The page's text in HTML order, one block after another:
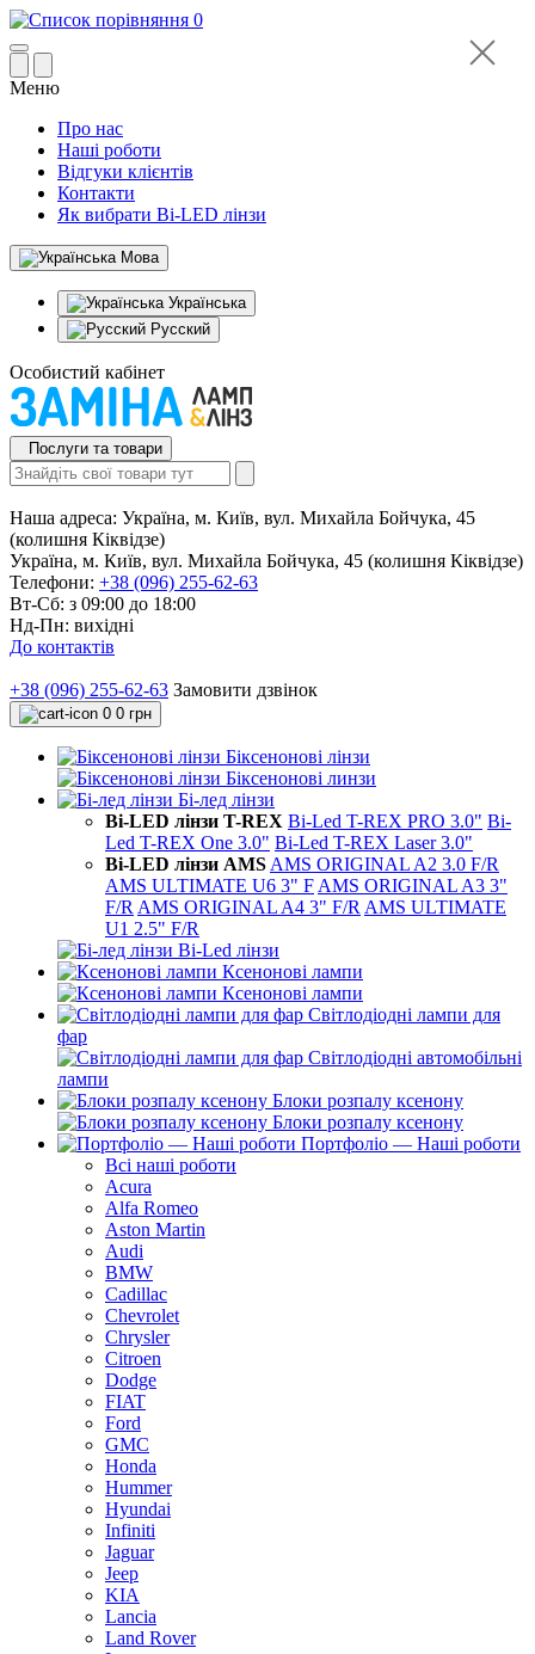
0
Меню
Про нас
Наші роботи
Відгуки клієнтів
Контакти
Як вибрати Bi-LED лінзи
Мова
Українська
Русский
Особистий кабінет
Послуги та товари
Наша адреса: Україна, м. Київ, вул. Михайла Бойчука, 45
(колишня Кіквідзе)
Україна, м. Київ, вул. Михайла Бойчука, 45 (колишня Кіквідзе)
Телефони: +38 (096) 255-62-63
Вт-Сб: з 09:00 до 18:00
Нд-Пн: вихідні
До контактів
+38 (096) 255-62-63 Замовити дзвінок
0 0 грн
Біксенонові лінзи
Біксенонові линзи
Бі-лед лінзи
Bi-LED лінзи T-REX Bi-Led T-REX PRO 3.0" Bi-
Led T-REX One 3.0" Bi-Led T-REX Laser 3.0"
Bi-LED лінзи AMS AMS ORIGINAL A2 3.0 F/R
AMS ULTIMATE U6 3" F AMS ORIGINAL A3 3"
F/R AMS ORIGINAL A4 3" F/R AMS ULTIMATE
U1 2.5" F/R
Bi-Led лінзи
Ксенонові лампи
Ксенонові лампи
Світлодіодні лампи для
фар
Світлодіодні автомобільні
лампи
Блоки розпалу ксенону
Блоки розпалу ксенону
Портфоліо — Наші роботи
Всі наші роботи
Acura
Alfa Romeo
Aston Martin
Audi
BMW
Cadillac
Chevrolet
Chrysler
Citroen
Dodge
FIAT
Ford
GMC
Honda
Hummer
Hyundai
Infiniti
Jaguar
Jeep
KIA
Lancia
Land Rover